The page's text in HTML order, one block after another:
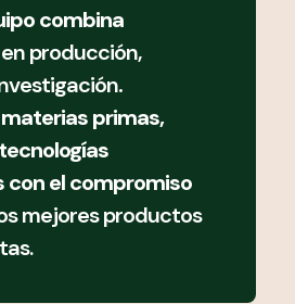
combina
producción,
.
primas,
con el compromiso
mejores productos